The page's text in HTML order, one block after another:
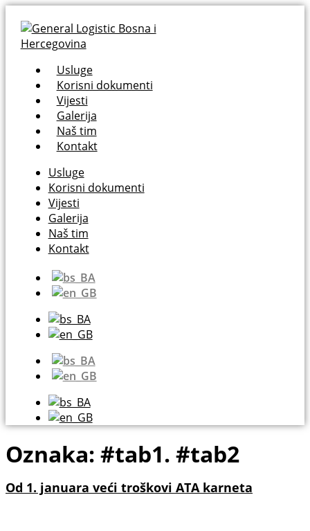
Usluge
Korisni dokumenti
Vijesti
Galerija
Naš tim
Kontakt
Usluge
Korisni dokumenti
Vijesti
Galerija
Naš tim
Kontakt
Oznaka: #tab1. #tab2
Od 1. januara veći troškovi ATA karneta